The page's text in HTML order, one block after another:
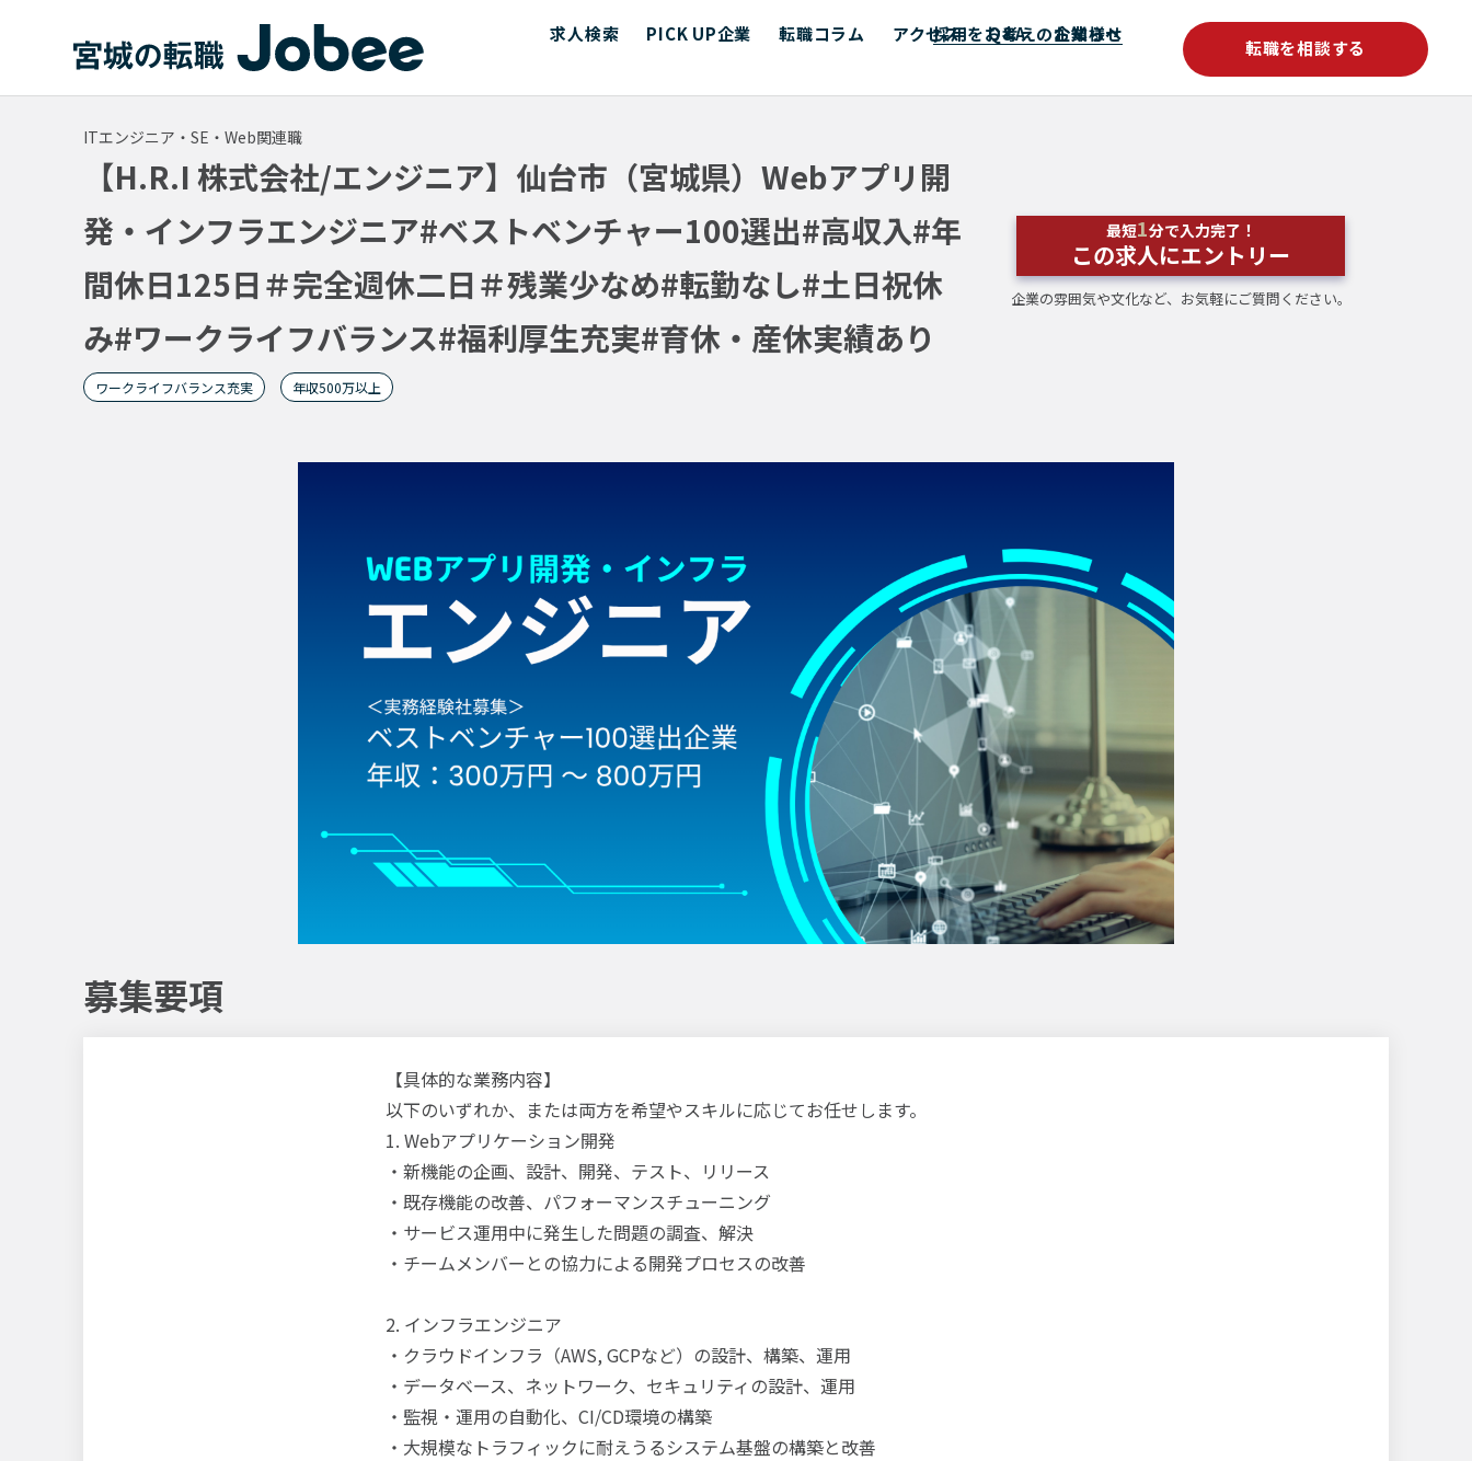
求人検索 PICK UP企業 転職コラム アクセス Q&A お知らせ
採用をお考えの企業様へ
転職を相談する
ITエンジニア・SE・Web関連職
【H.R.I 株式会社/エンジニア】仙台市（宮城県）Webアプリ開
発・インフラエンジニア#ベストベンチャー100選出#高収入#年
間休日125日＃完全週休二日＃残業少なめ#転勤なし#土日祝休
み#ワークライフバランス#福利厚生充実#育休・産休実績あり
ワークライフバランス充実 年収500万以上
最短1分で入力完了！
この求人にエントリー
企業の雰囲気や文化など、お気軽にご質問ください。
募集要項
【具体的な業務内容】
以下のいずれか、または両方を希望やスキルに応じてお任せします。
1. Webアプリケーション開発
・新機能の企画、設計、開発、テスト、リリース
・既存機能の改善、パフォーマンスチューニング
・サービス運用中に発生した問題の調査、解決
・チームメンバーとの協力による開発プロセスの改善
2. インフラエンジニア
・クラウドインフラ（AWS, GCPなど）の設計、構築、運用
・データベース、ネットワーク、セキュリティの設計、運用
・監視・運用の自動化、CI/CD環境の構築
・大規模なトラフィックに耐えうるシステム基盤の構築と改善